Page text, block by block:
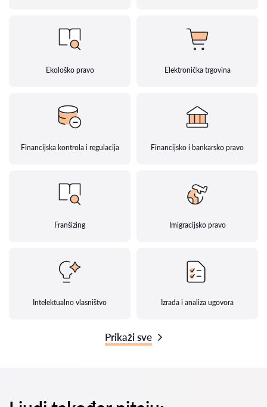
Ekološko pravo Elektronička trgovina
Financijska kontrola i regulacija Financijsko i bankarsko pravo
Franšizing Imigracijsko pravo
Intelektualno vlasništvo Izrada i analiza ugovora
Prikaži sve